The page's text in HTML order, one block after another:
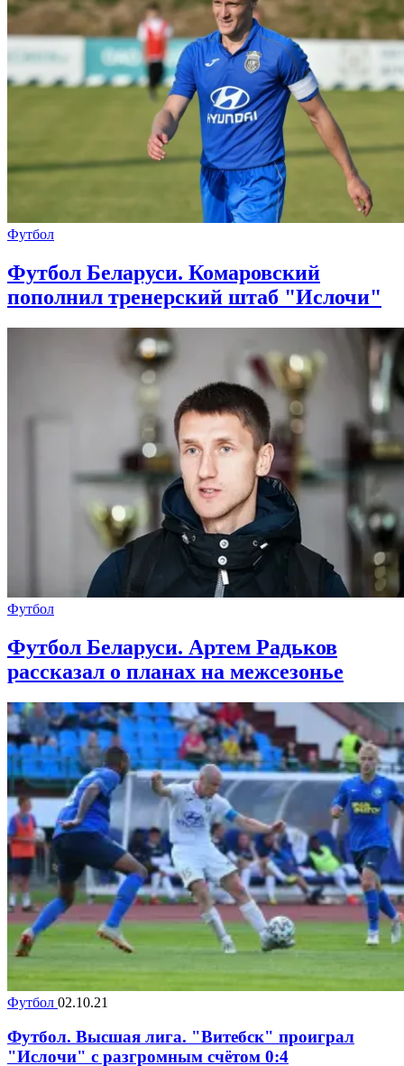
Футбол
Футбол Беларуси. Комаровский
пополнил тренерский штаб "Ислочи"
Футбол
Футбол Беларуси. Артем Радьков
рассказал о планах на межсезонье
Футбол 02.10.21
Футбол. Высшая лига. "Витебск" проиграл
"Ислочи" с разгромным счётом 0:4